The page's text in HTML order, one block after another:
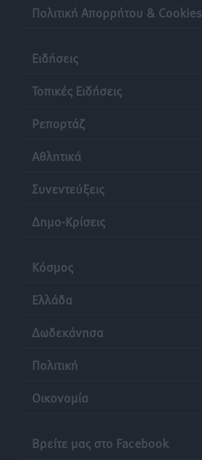
Πολιτική Απορρήτου & Cookies
Ειδήσεις
Τοπικές Ειδήσεις
Ρεπορτάζ
Αθλητικά
Συνεντεύξεις
Δημο-Κρίσεις
Κόσμος
Ελλάδα
Δωδεκάνησα
Πολιτική
Οικονομία
Βρείτε μας στο Facebook